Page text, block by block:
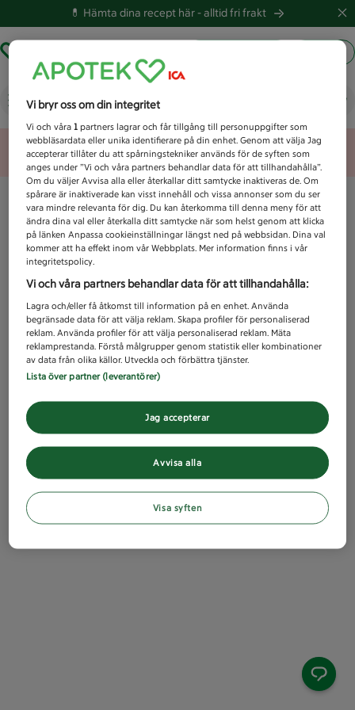
💊 Hämta dina recept här -alltid fri frakt
Vad letar du efter idag?
Unknown error
Vi bryr oss om din integritet
Vi och våra1 partners lagrar och får tillgång till personuppgifter som
webbläsardata eller unika identifierare på din enhet. Genom att välja Jag
accepterar tillåter du att spårningstekniker används för de syften som
anges under ”Vi och våra partners behandlar data för att tillhandahålla”.
Om du väljer Avvisa alla eller återkallar ditt samtycke inaktiveras de. Om
spårare är inaktiverade kan visst innehåll och vissa annonser som du ser
vara mindre relevanta för dig. Du kan återkomma till denna meny för att
ändra dina val eller återkalla ditt samtycke när som helst genom att klicka
på länken Anpassa cookieinställningar längst ned på webbsidan. Dina val
kommer att ha effekt inom vår Webbplats. Mer information finns i vår
integritetspolicy.
Vi och våra partners behandlar data för att tillhandahålla:
Lagra och/eller få åtkomst till information på en enhet. Använda
begränsade data för att välja reklam. Skapa profiler för personaliserad
reklam. Använda profiler för att välja personaliserad reklam. Mäta
reklamprestanda. Förstå målgrupper genom statistik eller kombinationer
av data från olika källor. Utveckla och förbättra tjänster.
Lista över partner (leverantörer)
Avvisa alla
Jag accepterar
Visa syften